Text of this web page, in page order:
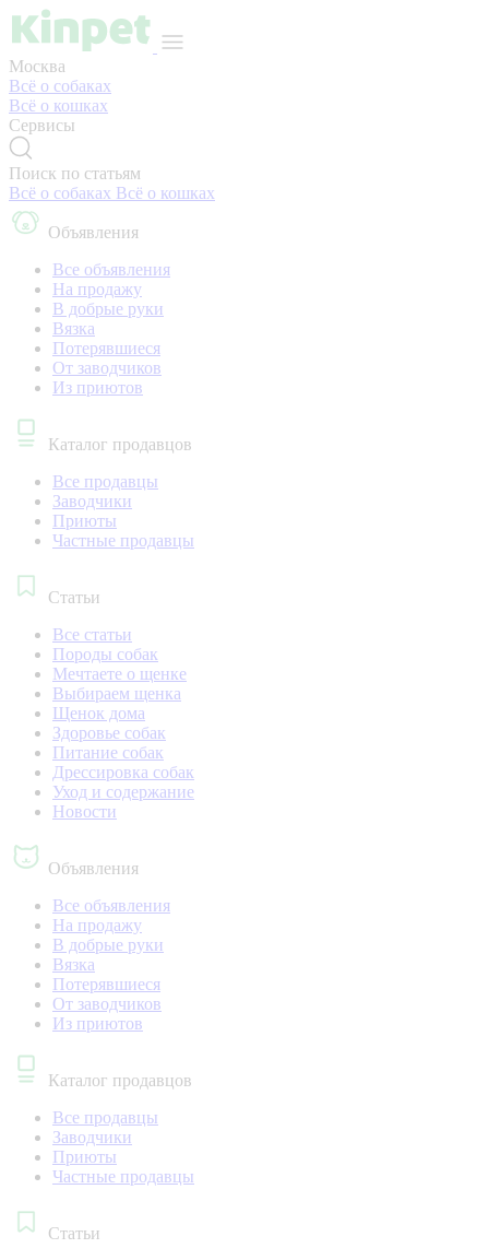
Москва
Всё о собаках
Всё о кошках
Сервисы
Поиск по статьям
Всё о собаках Всё о кошках
Объявления
Все объявления
На продажу
В добрые руки
Вязка
Потерявшиеся
От заводчиков
Из приютов
Каталог продавцов
Все продавцы
Заводчики
Приюты
Частные продавцы
Статьи
Все статьи
Породы собак
Мечтаете о щенке
Выбираем щенка
Щенок дома
Здоровье собак
Питание собак
Дрессировка собак
Уход и содержание
Новости
Объявления
Все объявления
На продажу
В добрые руки
Вязка
Потерявшиеся
От заводчиков
Из приютов
Каталог продавцов
Все продавцы
Заводчики
Приюты
Частные продавцы
Статьи